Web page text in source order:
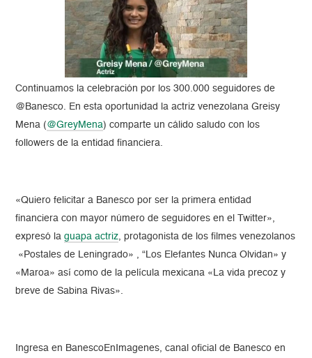
Continuamos la celebración por los 300.000 seguidores de
@Banesco. En esta oportunidad la actriz venezolana Greisy
Mena (@GreyMena) comparte un cálido saludo con los
followers de la entidad financiera.
«Quiero felicitar a Banesco por ser la primera entidad
financiera con mayor número de seguidores en el Twitter»,
expresó laguapa actriz , protagonista de los filmes venezolanos
«Postales de Leningrado» , “Los Elefantes Nunca Olvidan» y
«Maroa» así como de la película mexicana «La vida precoz y
breve de Sabina Rivas».
Ingresa en BanescoEnImagenes, canal oficial de Banesco en